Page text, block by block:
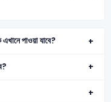
পাওয়া যাবে?